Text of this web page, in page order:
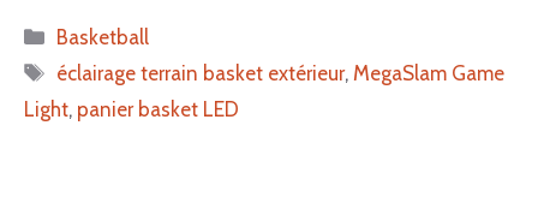
Catégories
Basketball
Étiquettes
éclairage terrain basket extérieur,MegaSlam Game
Light, panier basket LED